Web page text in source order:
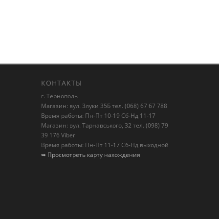
КОНТАКТЫ
г. Тернополь
Магазин: вул. Злуки 35Б тел. (068) 67 67 788
Время работы: Пн-Пт 10-19 Сб-Нд 11-17
Магазин: вул. Тарнавського, 32 тел. (098) 79
39 176 Viber
Время работы: Пн-Пт 11-17 Сб-Нд выходной
➥ Просмотреть карту нахождения